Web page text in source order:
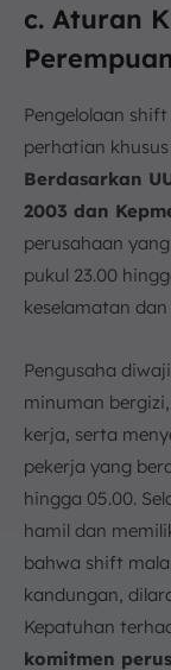
c. Aturan
Pengelolaan
perhatian
Berdasarkan
2003 dan
perusahaan
pukul 23.00
keselamatan
Pengusaha
minuman
kerja, serta
pekerja yang
hingga 05.00.
hamil dan
bahwa shift
kandungan,
Kepatuhan
komitmen